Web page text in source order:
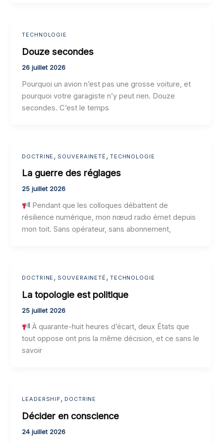
TECHNOLOGIE
Douze secondes
26 juillet 2026
Pourquoi un avion n’est pas une grosse voiture, et
pourquoi votre garagiste n’y peut rien. Douze
secondes. C’est le temps
DOCTRINE , SOUVERAINETÉ , TECHNOLOGIE
La guerre des réglages
25 juillet 2026
Pendant que les colloques débattent de
résilience numérique, mon nœud radio émet depuis
mon toit. Sans opérateur, sans abonnement,
DOCTRINE , SOUVERAINETÉ , TECHNOLOGIE
La topologie est politique
25 juillet 2026
À quarante-huit heures d’écart, deux États que
tout oppose ont pris la même décision, et ce sans le
savoir
LEADERSHIP , DOCTRINE
Décider en conscience
24 juillet 2026